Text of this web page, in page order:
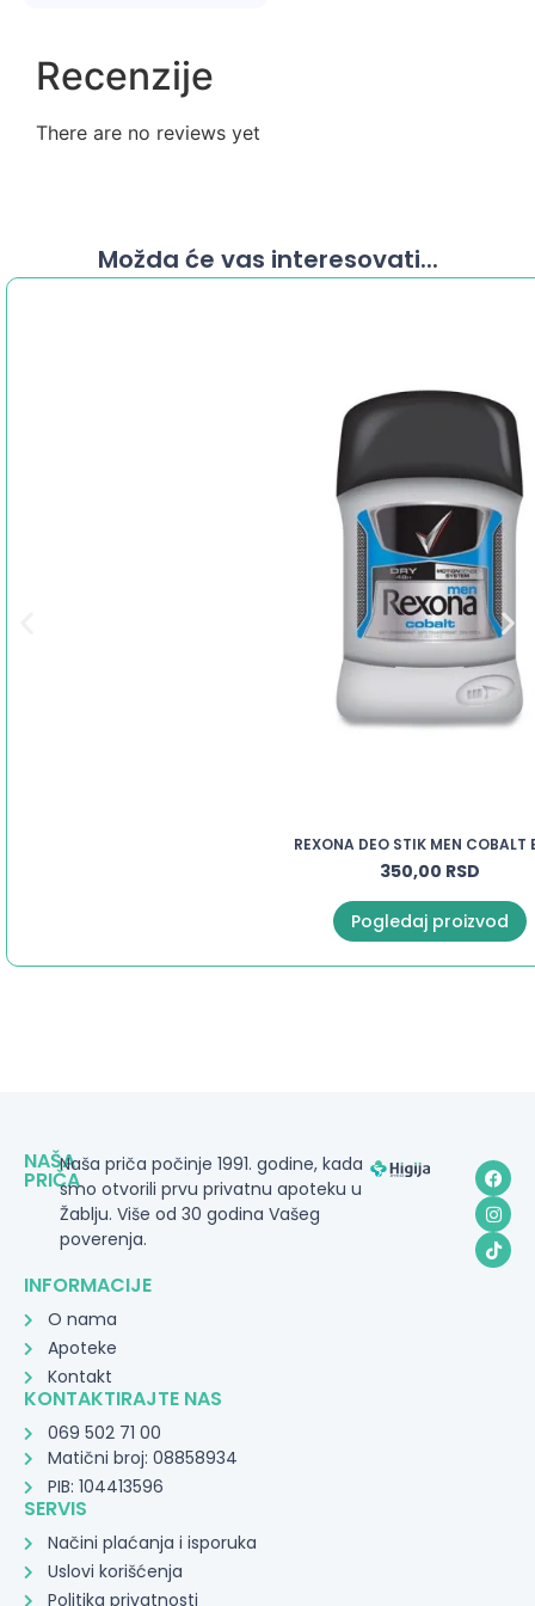
Recenzije
There are no reviews yet
Možda će vas interesovati...
REXONA DEO STIK MEN COBALT
350,00 RSD
Pogledaj proizvod
NAŠA
PRIČA
Naša priča počinje 1991. godine, kada
smo otvorili prvu privatnu apoteku u
Žablju. Više od 30 godina Vašeg
poverenja.
INFORMACIJE
O nama
Apoteke
Kontakt
KONTAKTIRAJTE NAS
069 502 71 00
Matični broj: 08858934
PIB: 104413596
SERVIS
Načini plaćanja i isporuka
Uslovi korišćenja
Politika privatnosti